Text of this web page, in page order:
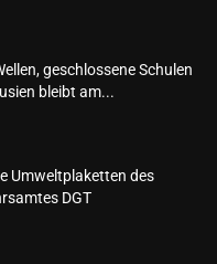
geschlossene Schulen
bleibt am...
Umweltplaketten des
DGT